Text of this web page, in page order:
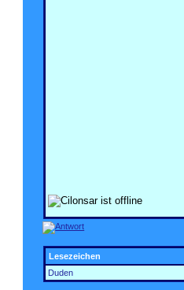
Lesezeichen
Duden